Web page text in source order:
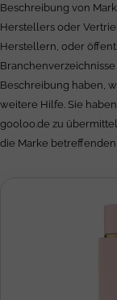
Beschreibung von
Herstellers oder
Herstellern, oder
Beschreibung haben,
weitere Hilfe. Sie
gooloo.de zu
die Marke